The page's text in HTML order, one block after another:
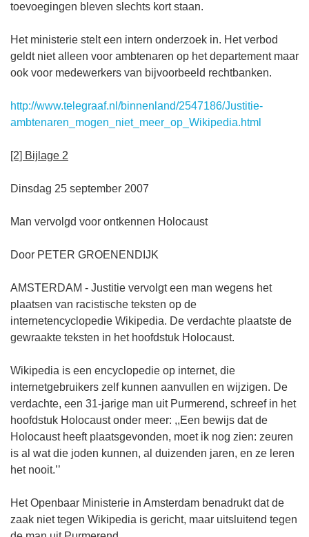
toevoegingen bleven slechts kort staan.
Het ministerie stelt een intern onderzoek in. Het verbod
geldt niet alleen voor ambtenaren op het departement maar
ook voor medewerkers van bijvoorbeeld rechtbanken.
http://www.telegraaf.nl/binnenland/2547186/Justitie-
ambtenaren_mogen_niet_meer_op_Wikipedia.html
[2] Bijlage 2
Dinsdag 25 september 2007
Man vervolgd voor ontkennen Holocaust
Door PETER GROENENDIJK
AMSTERDAM - Justitie vervolgt een man wegens het
plaatsen van racistische teksten op de
internetencyclopedie Wikipedia. De verdachte plaatste de
gewraakte teksten in het hoofdstuk Holocaust.
Wikipedia is een encyclopedie op internet, die
internetgebruikers zelf kunnen aanvullen en wijzigen. De
verdachte, een 31-jarige man uit Purmerend, schreef in het
hoofdstuk Holocaust onder meer: ,,Een bewijs dat de
Holocaust heeft plaatsgevonden, moet ik nog zien: zeuren
is al wat die joden kunnen, al duizenden jaren, en ze leren
het nooit.’’
Het Openbaar Ministerie in Amsterdam benadrukt dat de
zaak niet tegen Wikipedia is gericht, maar uitsluitend tegen